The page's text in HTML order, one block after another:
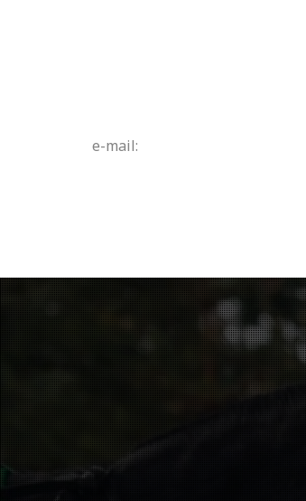
e-mail: